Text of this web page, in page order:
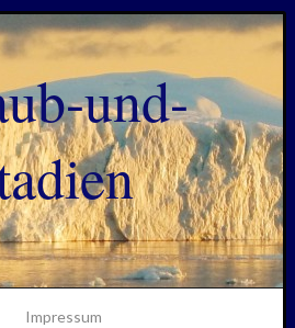
und-
Impressum